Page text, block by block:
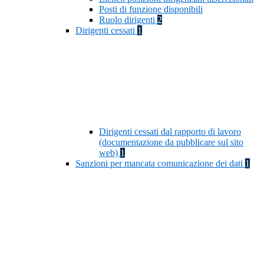
Posti di funzione disponibili
Ruolo dirigenti 2
Dirigenti cessati 1
Dirigenti cessati dal rapporto di lavoro
(documentazione da pubblicare sul sito
web) 1
Sanzioni per mancata comunicazione dei dati 1